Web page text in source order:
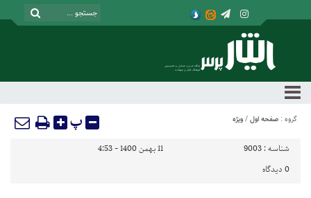
گروه : صفحه اول / ویژه پ
شناسه : 9003
11 بهمن 1400 - 4:53
0 دیدگاه